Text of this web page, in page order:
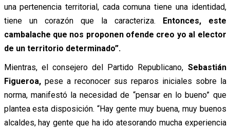
una pertenencia territorial, cada comuna tiene una identidad,
tiene un corazón que la caracteriza. Entonces, este
cambalache que nos proponen ofende creo yo al elector
de un territorio determinado”.
Mientras, el consejero del Partido Republicano, Sebastián
Figueroa,pese a reconocer sus reparos iniciales sobre la
norma, manifestó la necesidad de “pensar en lo bueno” que
plantea esta disposición. “Hay gente muy buena, muy buenos
alcaldes, hay gente que ha ido atesorando mucha experiencia